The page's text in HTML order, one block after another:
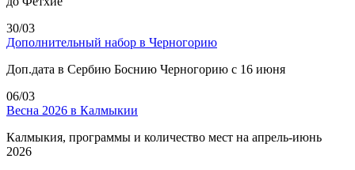
30/03
Дополнительный набор в Черногорию
Доп.дата в Сербию Боснию Черногорию с 16 июня
06/03
Весна 2026 в Калмыкии
Калмыкия, программы и количество мест на апрель-июнь
2026